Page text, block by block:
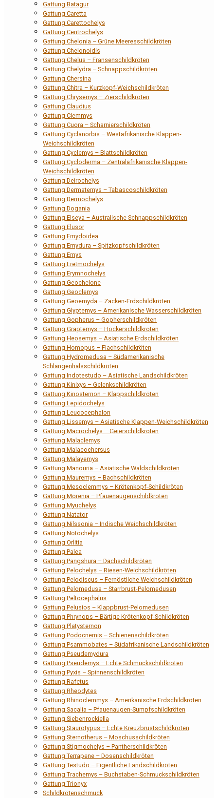
Gattung Batagur
Gattung Caretta
Gattung Carettochelys
Gattung Centrochelys
Gattung Chelonia – Grüne Meeresschildkröten
Gattung Chelonoidis
Gattung Chelus – Fransenschildkröten
Gattung Chelydra – Schnappschildkröten
Gattung Chersina
Gattung Chitra – Kurzkopf-Weichschildkröten
Gattung Chrysemys – Zierschildkröten
Gattung Claudius
Gattung Clemmys
Gattung Cuora – Scharnierschildkröten
Gattung Cyclanorbis – Westafrikanische Klappen-
Weichschildkröten
Gattung Cyclemys – Blattschildkröten
Gattung Cycloderma – Zentralafrikanische Klappen-
Weichschildkröten
Gattung Deirochelys
Gattung Dermatemys – Tabascoschildkröten
Gattung Dermochelys
Gattung Dogania
Gattung Elseya – Australische Schnappschildkröten
Gattung Elusor
Gattung Emydoidea
Gattung Emydura – Spitzkopfschildkröten
Gattung Emys
Gattung Eretmochelys
Gattung Erymnochelys
Gattung Geochelone
Gattung Geoclemys
Gattung Geoemyda – Zacken-Erdschildkröten
Gattung Glyptemys – Amerikanische Wasserschildkröten
Gattung Gopherus – Gopherschildkröten
Gattung Graptemys – Höckerschildkröten
Gattung Heosemys – Asiatische Erdschildkröten
Gattung Homopus – Flachschildkröten
Gattung Hydromedusa – Südamerikanische
Schlangenhalsschildkröten
Gattung Indotestudo – Asiatische Landschildkröten
Gattung Kinixys – Gelenkschildkröten
Gattung Kinosternon – Klappschildkröten
Gattung Lepidochelys
Gattung Leucocephalon
Gattung Lissemys – Asiatische Klappen-Weichschildkröten
Gattung Macrochelys – Geierschildkröten
Gattung Malaclemys
Gattung Malacochersus
Gattung Malayemys
Gattung Manouria – Asiatische Waldschildkröten
Gattung Mauremys – Bachschildkröten
Gattung Mesoclemmys – Krötenkopf-Schildkröten
Gattung Morenia – Pfauenaugenschildkröten
Gattung Myuchelys
Gattung Natator
Gattung Nilssonia – Indische Weichschildkröten
Gattung Notochelys
Gattung Orlitia
Gattung Palea
Gattung Pangshura – Dachschildkröten
Gattung Pelochelys – Riesen-Weichschildkröten
Gattung Pelodiscus – Fernöstliche Weichschildkröten
Gattung Pelomedusa – Starrbrust-Pelomedusen
Gattung Peltocephalus
Gattung Pelusios – Klappbrust-Pelomedusen
Gattung Phrynops – Bärtige Krötenkopf-Schildkröten
Gattung Platysternon
Gattung Podocnemis – Schienenschildkröten
Gattung Psammobates – Südafrikanische Landschildkröten
Gattung Pseudemydura
Gattung Pseudemys – Echte Schmuckschildkröten
Gattung Pyxis – Spinnenschildkröten
Gattung Rafetus
Gattung Rheodytes
Gattung Rhinoclemmys – Amerikanische Erdschildkröten
Gattung Sacalia – Pfauenaugen-Sumpfschildkröten
Gattung Siebenrockiella
Gattung Staurotypus – Echte Kreuzbrustschildkröten
Gattung Sternotherus – Moschusschildkröten
Gattung Stigmochelys – Pantherschildkröten
Gattung Terrapene – Dosenschildkröten
Gattung Testudo – Eigentliche Landschildkröten
Gattung Trachemys – Buchstaben-Schmuckschildkröten
Gattung Trionyx
Schildkrötenschmuck